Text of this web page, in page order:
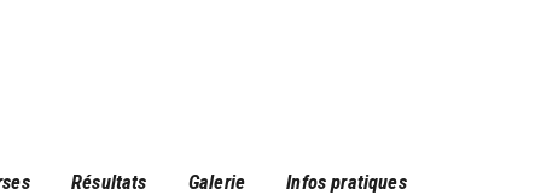
Résultats Galerie Infos pratiques